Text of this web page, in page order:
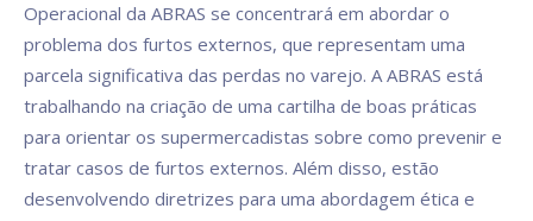
Operacional da ABRAS se concentrará em abordar o
problema dos furtos externos, que representam uma
parcela significativa das perdas no varejo. A ABRAS está
trabalhando na criação de uma cartilha de boas práticas
para orientar os supermercadistas sobre como prevenir e
tratar casos de furtos externos. Além disso, estão
desenvolvendo diretrizes para uma abordagem ética e